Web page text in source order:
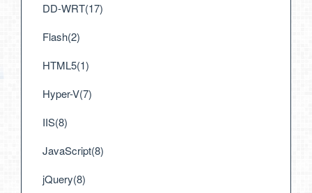
DD-WRT(17)
Flash(2)
HTML5(1)
Hyper-V(7)
IIS(8)
JavaScript(8)
jQuery(8)